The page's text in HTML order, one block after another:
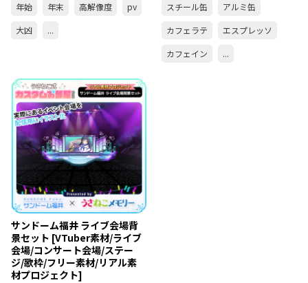
年始 年末 高解像度
pv
大凶
...
スチール缶
アルミ缶
カフェラテ
エスプレッソ
カフェイン
...
サンドーム福井 ライブ会場背
景セット [VTuber素材/ライブ
会場/コンサート会場/ステー
ジ/歌枠/フリー素材/リアル素
材プロジェクト]